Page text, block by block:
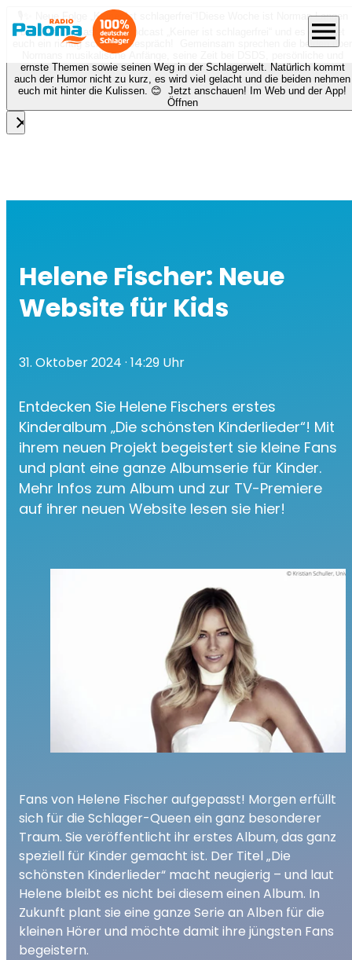
🎙️✨ Neue Folge „Keiner ist schlagerfrei“!
Diese Woche ist Norman Langen
bei Nora zu Gast beim Podcast „Keiner ist schlagerfrei“ und es erwartet
euch ein richtig schönes Gespräch! Gemeinsam sprechen die beiden über
Normans musikalische Anfänge, seine Zeit bei DSDS, persönliche und
ernste Themen sowie seinen Weg in der Schlagerwelt. Natürlich kommt
auch der Humor nicht zu kurz, es wird viel gelacht und die beiden nehmen
euch mit hinter die Kulissen. 😊 Jetzt anschauen! Im Web und der App!
Öffnen
close
menu
Helene Fischer: Neue
Website für Kids
31. Oktober 2024 · 14:29 Uhr
Entdecken Sie Helene Fischers erstes
Kinderalbum „Die schönsten Kinderlieder“! Mit
ihrem neuen Projekt begeistert sie kleine Fans
und plant eine ganze Albumserie für Kinder.
Mehr Infos zum Album und zur TV-Premiere
auf ihrer neuen Website lesen sie hier!
Fans von Helene Fischer aufgepasst! Morgen erfüllt
sich für die Schlager-Queen ein ganz besonderer
Traum. Sie veröffentlicht ihr erstes Album, das ganz
speziell für Kinder gemacht ist. Der Titel „Die
schönsten Kinderlieder“ macht neugierig – und laut
Helene bleibt es nicht bei diesem einen Album. In
Zukunft plant sie eine ganze Serie an Alben für die
kleinen Hörer und möchte damit ihre jüngsten Fans
begeistern.